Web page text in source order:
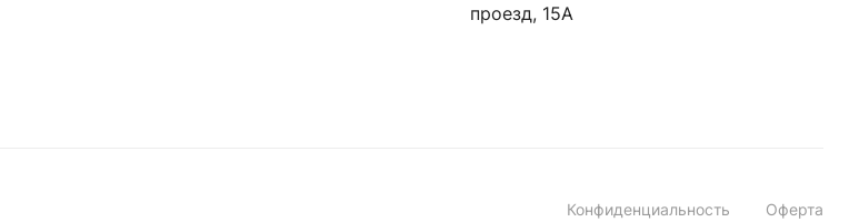
проезд, 15А
Конфиденциальность Оферта